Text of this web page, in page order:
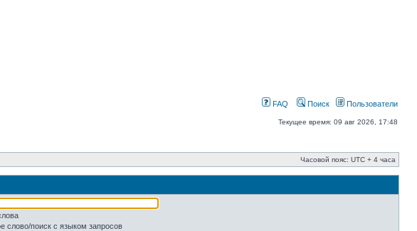
FAQ Поиск Пользователи
Текущее время: 09 авг 2026, 17:48
Часовой пояс: UTC + 4 часа
слово/поиск с языком запросов